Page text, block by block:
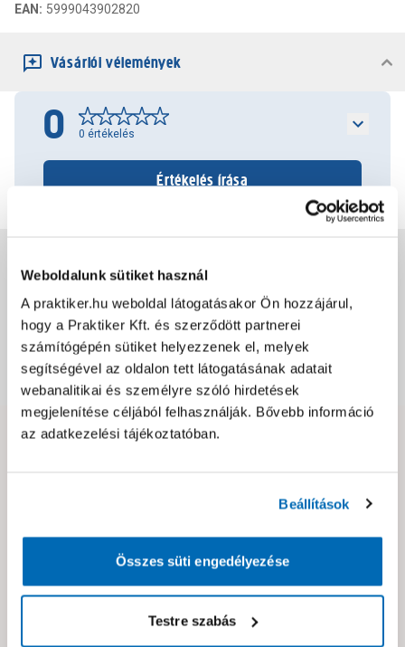
Weboldalunk sütiket használ
A praktiker.hu weboldal látogatásakor Ön hozzájárul,
hogy a Praktiker Kft. és szerződött partnerei
számítógépén sütiket helyezzenek el, melyek
segítségével az oldalon tett látogatásának adatait
webanalitikai és személyre szóló hirdetések
megjelenítése céljából felhasználják. Bővebb információ
az adatkezelési tájékoztatóban.
Beállítások
Összes süti engedélyezése
Testre szabás
EAN : 5999043902820
Vásárlói vélemények
0 0 értékelés
Értékelés írása
Csomagolási és súly információk
Dokumentumok, felelős személy
Neked ajánljuk!